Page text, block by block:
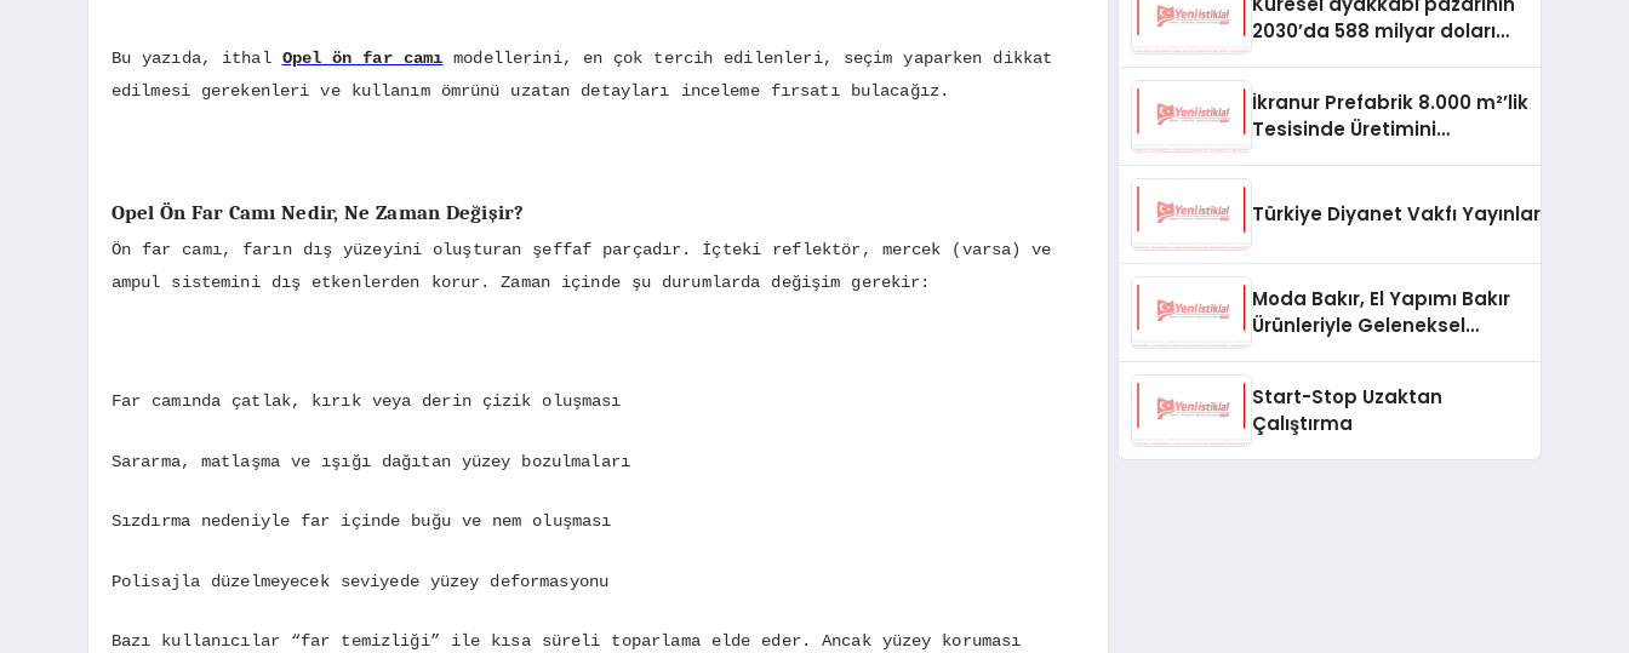
Bu yazıda, ithal Opel ön far camı modellerini, en çok tercih edilenleri, seçim yaparken dikkat
edilmesi gerekenleri ve kullanım ömrünü uzatan detayları inceleme fırsatı bulacağız.
Opel Ön Far Camı Nedir, Ne Zaman Değişir?
Ön far camı, farın dış yüzeyini oluşturan şeffaf parçadır. İçteki reflektör, mercek (varsa) ve
ampul sistemini dış etkenlerden korur. Zaman içinde şu durumlarda değişim gerekir:
Far camında çatlak, kırık veya derin çizik oluşması
Sararma, matlaşma ve ışığı dağıtan yüzey bozulmaları
Sızdırma nedeniyle far içinde buğu ve nem oluşması
Polisajla düzelmeyecek seviyede yüzey deformasyonu
Bazı kullanıcılar “far temizliği” ile kısa süreli toparlama elde eder. Ancak yüzey koruması
2030’da 588 milyar doları
İkranur Prefabrik 8.000 m²’lik
Tesisinde Üretimini
Türkiye Diyanet Vakfı Yayınları, Yeni
Moda Bakır, El Yapımı Bakır
Ürünleriyle Geleneksel
Start-Stop Uzaktan
Çalıştırma